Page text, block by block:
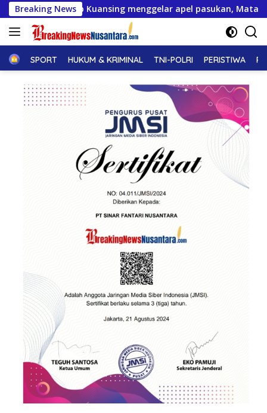
Langsung
ke
konten
Breaking News
menggelar apel pasukan, Matangkan pengamanan
HomeSPORT HUKUM & KRIMINAL TNI-POLRI PERISTIWA